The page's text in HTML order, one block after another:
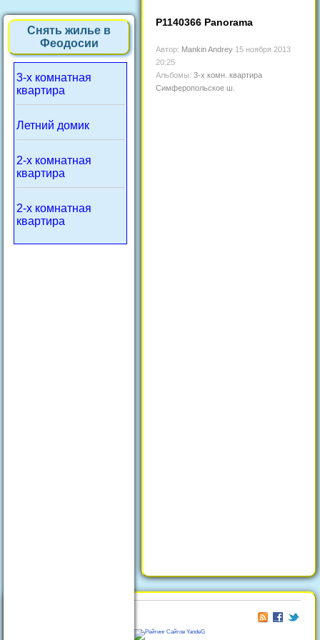
Снять жилье в
Феодосии
3-х комнатная
квартира
Летний домик
2-х комнатная
квартира
2-х комнатная
квартира
P1140366 Panorama
Автор: Mankin Andrey 15 ноября 2013
20:25
Альбомы: 3-х комн. квартира
Симферопольское ш.